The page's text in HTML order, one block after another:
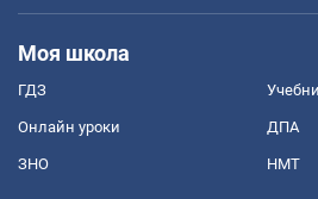
Моя школа
ГДЗ
Онлайн уроки ДПА
ЗНО НМТ